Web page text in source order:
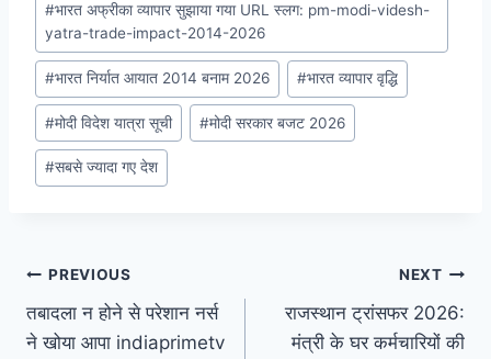
#भारत अफ्रीका व्यापार सुझाया गया URL स्लग: pm-modi-videsh-
yatra-trade-impact-2014-2026
#भारत निर्यात आयात 2014 बनाम 2026 #भारत व्यापार वृद्धि
#मोदी विदेश यात्रा सूची #मोदी सरकार बजट 2026
#सबसे ज्यादा गए देश
Post
navigation
PREVIOUS
तबादला न होने से परेशान नर्स
ने खोया आपा indiaprimetv
NEXT
राजस्थान ट्रांसफर 2026:
मंत्री के घर कर्मचारियों की